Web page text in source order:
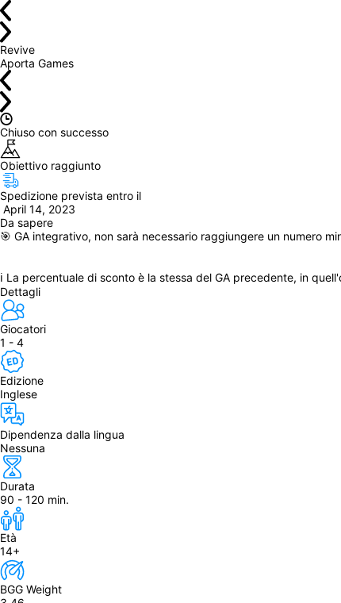
Revive
Aporta Games
Chiuso con successo
Obiettivo raggiunto
Spedizione prevista entro il
April 14, 2023
Da sapere
🎯 GA integrativo, non sarà necessario raggiungere un numero
ℹ️ La percentuale di sconto è la stessa del GA precedente, in
Dettagli
Giocatori
1 - 4
Edizione
Inglese
Dipendenza dalla lingua
Nessuna
Durata
90 - 120 min.
Età
14+
BGG Weight